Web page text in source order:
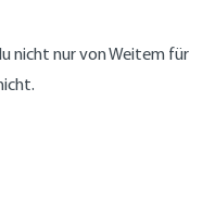
nicht nur von Weitem für